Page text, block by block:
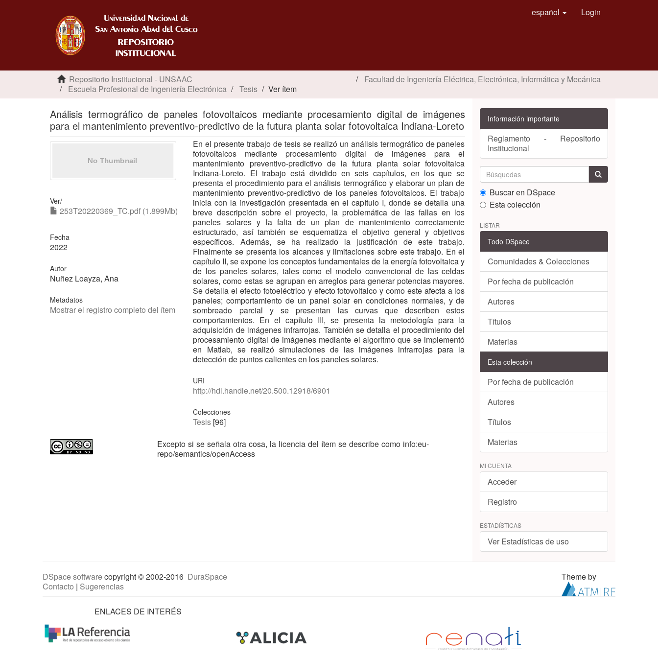
español Login
Repositorio Institucional - UNSAAC
Facultad de Ingeniería Eléctrica, Electrónica, Informática y Mecánica
Escuela Profesional de Ingeniería Electrónica
Tesis Ver ítem
Análisis termográfico de paneles fotovoltaicos mediante procesamiento digital de imágenes
para el mantenimiento preventivo-predictivo de la futura planta solar fotovoltaica Indiana-Loreto
Ver/
253T20220369_TC.pdf (1.899Mb)
Fecha
2022
Autor
Nuñez Loayza, Ana
Metadatos
Mostrar el registro completo del ítem
En el presente trabajo de tesis se realizó un análisis termográfico de paneles
fotovoltaicos mediante procesamiento digital de imágenes para el
mantenimiento preventivo-predictivo de la futura planta solar fotovoltaica
Indiana-Loreto. El trabajo está dividido en seis capítulos, en los que se
presenta el procedimiento para el análisis termográfico y elaborar un plan de
mantenimiento preventivo-predictivo de los paneles fotovoltaicos. El trabajo
inicia con la investigación presentada en el capítulo I, donde se detalla una
breve descripción sobre el proyecto, la problemática de las fallas en los
paneles solares y la falta de un plan de mantenimiento correctamente
estructurado, así también se esquematiza el objetivo general y objetivos
específicos. Además, se ha realizado la justificación de este trabajo.
Finalmente se presenta los alcances y limitaciones sobre este trabajo. En el
capítulo II, se expone los conceptos fundamentales de la energía fotovoltaica y
de los paneles solares, tales como el modelo convencional de las celdas
solares, como estas se agrupan en arreglos para generar potencias mayores.
Se detalla el efecto fotoeléctrico y efecto fotovoltaico y como este afecta a los
paneles; comportamiento de un panel solar en condiciones normales, y de
sombreado parcial y se presentan las curvas que describen estos
comportamientos. En el capítulo III, se presenta la metodología para la
adquisición de imágenes infrarrojas. También se detalla el procedimiento del
procesamiento digital de imágenes mediante el algoritmo que se implementó
en Matlab, se realizó simulaciones de las imágenes infrarrojas para la
detección de puntos calientes en los paneles solares.
URI
http://hdl.handle.net/20.500.12918/6901
Colecciones
Tesis [96]
Excepto si se señala otra cosa, la licencia del ítem se describe como info:eu-
repo/semantics/openAccess
Información importante
Reglamento - Repositorio
Institucional
Buscar en DSpace
Esta colección
LISTAR
Todo DSpace
Comunidades & Colecciones
Por fecha de publicación
Autores
Títulos
Materias
Esta colección
Por fecha de publicación
Autores
Títulos
Materias
MI CUENTA
Acceder
Registro
ESTADÍSTICAS
Ver Estadísticas de uso
DSpace softwarecopyright © 2002-2016 DuraSpace
Contacto | Sugerencias
Theme by
ENLACES DE INTERÉS